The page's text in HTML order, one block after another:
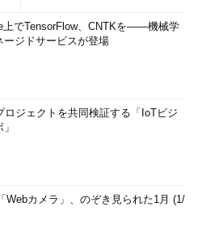
上でTensorFlow、CNTKを――機械学
ージドサービスが登場
ロジェクトを共同検証する「IoTビジ
Webカメラ」、のぞき見られた1月 (1/